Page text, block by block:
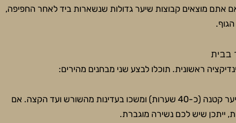
אתם מוצאים קבוצות שיער גדולות שנשארות ביד לאחר החפיפה,
בבית
ראשונית. תוכלו לבצע שני מבחנים מהירים:
אחזו בקבוצת שיער קטנה (כ-40 שערות) ומשכו בעדינות מהשורש ועד הקצה. אם